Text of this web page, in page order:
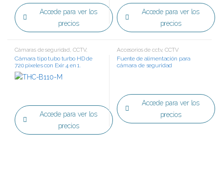
Accede para ver los
precios
Accede para ver los
precios
Cámaras de seguridad CCTV,
Tecnología HD
Cámara tipo tubo turbo HD de
720 pixeles con Exir 4 en 1.
Accede para ver los
precios
Accesorios de cctv,CCTV
Fuente de alimentación para
cámara de seguridad
Accede para ver los
precios